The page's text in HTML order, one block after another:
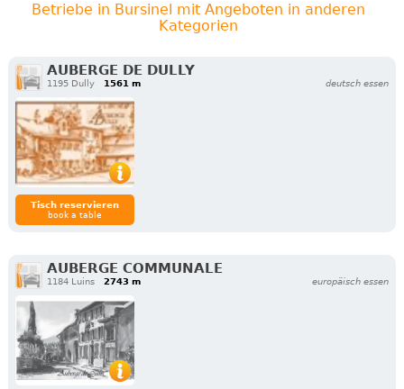
Betriebe in Bursinel mit Angeboten in anderen
Kategorien
AUBERGE DE DULLY
1195 Dully 1561 m deutsch essen
Tisch reservieren
book a table
AUBERGE COMMUNALE
1184 Luins 2743 m europäisch essen